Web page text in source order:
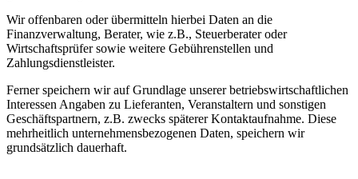
Wir offenbaren oder übermitteln hierbei Daten an die
Finanzverwaltung, Berater, wie z.B., Steuerberater oder
Wirtschaftsprüfer sowie weitere Gebührenstellen und
Zahlungsdienstleister.
Ferner speichern wir auf Grundlage unserer betriebswirtschaftlichen
Interessen Angaben zu Lieferanten, Veranstaltern und sonstigen
Geschäftspartnern, z.B. zwecks späterer Kontaktaufnahme. Diese
mehrheitlich unternehmensbezogenen Daten, speichern wir
grundsätzlich dauerhaft.